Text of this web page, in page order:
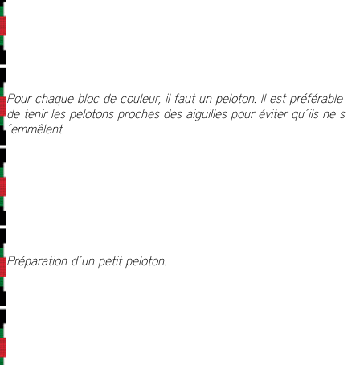
Pour chaque bloc de couleur, il faut un peloton. Il est préférable
de tenir les pelotons proches des aiguilles pour éviter qu´ils ne s
´emmêlent.
Préparation d´un petit peloton.